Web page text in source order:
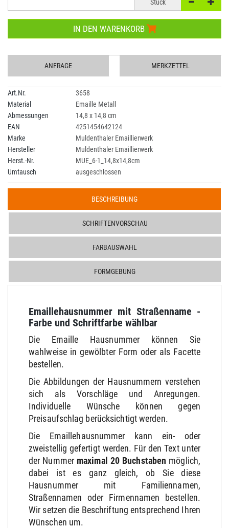
Stück
IN DEN WARENKORB
ANFRAGE MERKZETTEL
Art.Nr.
3658
Material
Emaille Metall
Abmessungen
14,8 x 14,8 cm
EAN
4251454642124
Marke
Muldenthaler Emaillierwerk
Hersteller
Muldenthaler Emaillierwerk
Herst.-Nr.
MUE_6-1_14,8x14,8cm
Umtausch
ausgeschlossen
BESCHREIBUNG
SCHRIFTENVORSCHAU
FARBAUSWAHL
FORMGEBUNG
Emaillehausnummer mit Straßenname -
Farbe und Schriftfarbe wählbar
Die Emaille Hausnummer können Sie
wahlweise in gewölbter Form oder als Facette
bestellen.
Die Abbildungen der Hausnummern verstehen
sich als Vorschläge und Anregungen.
Individuelle Wünsche können gegen
Preisaufschlag berücksichtigt werden.
Die Emaillehausnummer kann ein- oder
zweistellig gefertigt werden. Für den Text unter
der Nummer maximal 20 Buchstaben möglich,
dabei ist es ganz gleich, ob Sie diese
Hausnummer mit Familiennamen,
Straßennamen oder Firmennamen bestellen.
Wir setzen die Beschriftung entsprechend Ihren
Wünschen um.